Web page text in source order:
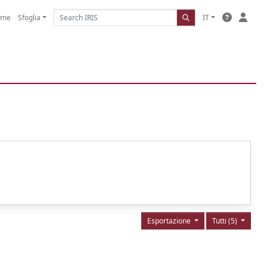
Sfoglia IT
Tutti (5)
Esportazione